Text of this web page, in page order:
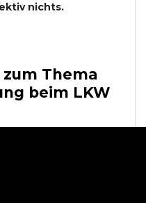
nichts.
Thema
beim LKW